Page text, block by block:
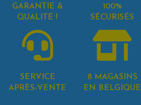
GARANTIE &
QUALITÉ !
100%
SÉCURISÉS
SERVICE
APRÈS-VENTE
8 MAGASINS
EN BELGIQUE